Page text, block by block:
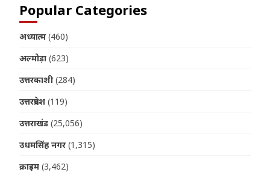
Popular Categories
अध्यात्म (460)
अल्मोड़ा (623)
उत्तरकाशी (284)
उत्तरप्रदेश (119)
उत्तराखंड (25,056)
उधमसिंह नगर (1,315)
क्राइम (3,462)